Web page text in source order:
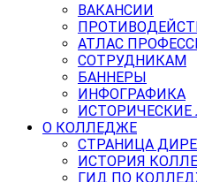
ВАКАНСИИ
АТЛАС
СОТРУДНИКАМ
БАННЕРЫ
ИНФОГРАФИКА
О КОЛЛЕДЖЕ
СТРАНИЦА
ИСТОРИЯ
ГИД ПО